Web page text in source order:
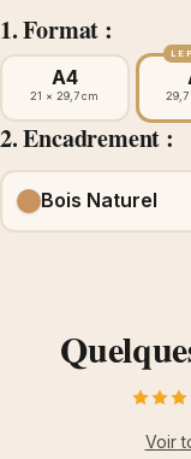
1. Format :
A4
21 × 29,7 cm
LE
2. Encadrement :
Bois Naturel
Voir